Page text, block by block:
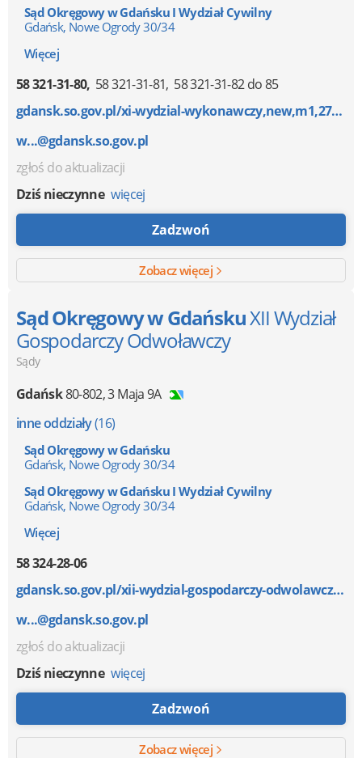
Sąd Okręgowy w Gdańsku I Wydział Cywilny
Gdańsk, Nowe Ogrody 30/34
Więcej
58 321-31-80 58 321-31-81 58 321-31-82 do 85
gdansk.so.gov.pl/xi-wydzial-wykonawczy,new,m1,273,34...
w...@gdansk.so.gov.pl
zgłoś do aktualizacji
Dziś nieczynne więcej
Zadzwoń
Zobacz więcej
Sąd Okręgowy w GdańskuXII Wydział
Gospodarczy Odwoławczy
Sądy
Gdańsk80-802,3 Maja 9A
inne oddziały(16)
Sąd Okręgowy w Gdańsku
Gdańsk, Nowe Ogrody 30/34
Sąd Okręgowy w Gdańsku I Wydział Cywilny
Gdańsk, Nowe Ogrody 30/34
Więcej
58 324-28-06
gdansk.so.gov.pl/xii-wydzial-gospodarczy-odwolawczy,...
w...@gdansk.so.gov.pl
zgłoś do aktualizacji
Dziś nieczynne więcej
Zadzwoń
Zobacz więcej